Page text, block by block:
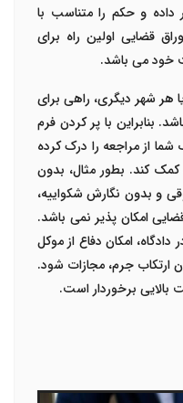
داده و حکم را متناسب با
قضایی اولین راه برای
خود می باشد.
هر شهر دیگری، راهی برای
بنابراین با پر کردن فرم
از مراجعه را درک کرده
کند. بطور مثال، بدون
و بدون نگارش شکواییه،
امکان پذیر نمی باشد.
امکان دفاع از موکل
جرم، مجازات شود.
بالایی برخوردار است.